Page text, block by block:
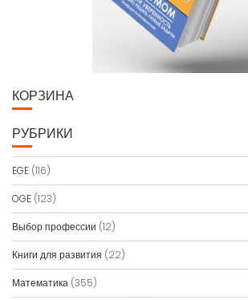
КОРЗИНА
РУБРИКИ
EGE (116)
OGE (123)
Выбор профессии (12)
Книги для развития (22)
Математика (355)